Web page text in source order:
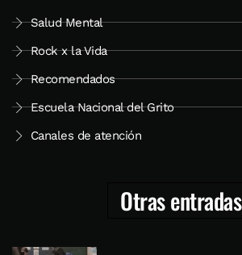
Salud Mental
Rock x la Vida
Recomendados
Escuela Nacional del Grito
Canales de atención
Otras entradas